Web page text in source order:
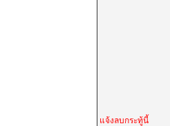
แจ้งลบกระทู้นี้